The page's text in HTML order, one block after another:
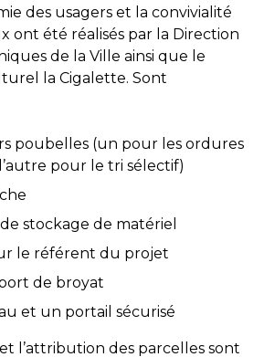
des usagers et la convivialité
ont été réalisés par la Direction
de la Ville ainsi que le
la Cigalette. Sont
poubelles (un pour les ordures
pour le tri sélectif)
stockage de matériel
le référent du projet
de broyat
et un portail sécurisé
l’attribution des parcelles sont